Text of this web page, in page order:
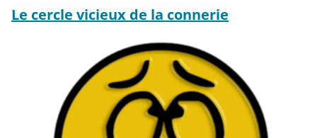
Le cercle vicieux de la connerie